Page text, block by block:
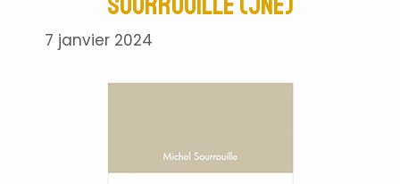
7 janvier 2024